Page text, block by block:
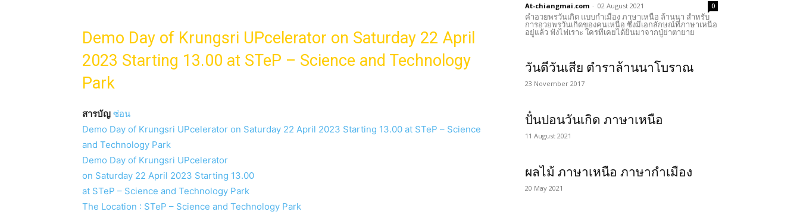
Demo Day of Krungsri UPcelerator on Saturday 22 April
2023 Starting 13.00 at STeP – Science and Technology
Park
สารบัญ ซ่อน
Demo Day of Krungsri UPcelerator on Saturday 22 April 2023 Starting 13.00 at STeP – Science
and Technology Park
Demo Day of Krungsri UPcelerator
on Saturday 22 April 2023 Starting 13.00
at STeP – Science and Technology Park
The Location : STeP – Science and Technology Park
At-chiangmai.com - 02 August 2021 0
คำอวยพรวันเกิด แบบกำเมือง ภาษาเหนือ ล้านนา สำหรับ
การอวยพรวันเกิดของคนเหนือ ซึ่งมีเอกลักษณ์ที่ภาษาเหนือ
อยู่แล้ว ฟังไฟเราะ ใครทีเคยได้ยินมาจากปู่ย่าตายาย
วันดีวันเสีย ตำราล้านนาโบราณ
23 November 2017
ปั๋นปอนวันเกิด ภาษาเหนือ
11 August 2021
ผลไม้ ภาษาเหนือ ภาษากำเมือง
20 May 2021